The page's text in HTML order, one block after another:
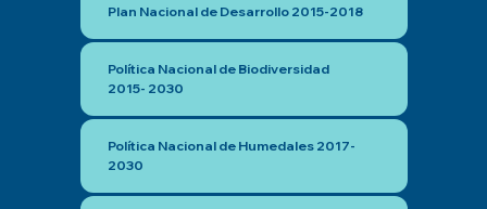
Plan Nacional de Desarrollo 2015-2018
Política Nacional de Biodiversidad
2015- 2030
Política Nacional de Humedales 2017-
2030